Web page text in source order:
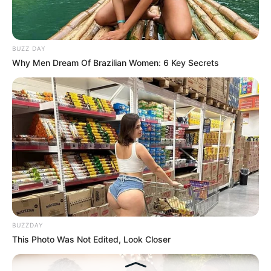
Hasil Renovasi Rumah Berusia
90 Tahun
BUZZ DAY
Why Men Dream Of Brazilian Women: 6 Key Secrets
BUZZDAY
This Photo Was Not Edited, Look Closer